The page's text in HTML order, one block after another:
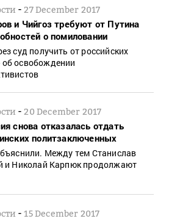
-27 December 2017
и Чийгоз требуют от Путина
о помиловании
суд получить от российских
освобождении
-20 December 2017
снова отказалась отдать
политзаключенных
Между тем Станислав
и Николай Карпюк продолжают
-15 December 2017